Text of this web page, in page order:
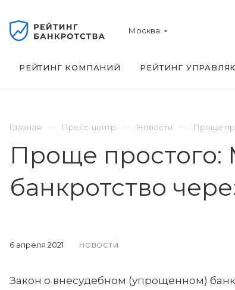
Москва
РЕЙТИНГ КОМПАНИЙ РЕЙТИНГ
Главная Пресс-центр Новости Проще
Проще простого:
банкротство
6 апреля 2021 НОВОСТИ
Закон о внесудебном (упрощенном)